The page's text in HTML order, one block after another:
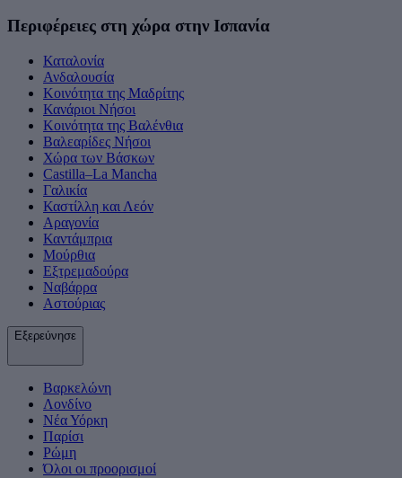
Περιφέρειες στη χώρα στην Ισπανία
Καταλονία
Ανδαλουσία
Κοινότητα της Μαδρίτης
Κανάριοι Νήσοι
Κοινότητα της Βαλένθια
Βαλεαρίδες Νήσοι
Χώρα των Βάσκων
Castilla–La Mancha
Γαλικία
Καστίλλη και Λεόν
Αραγονία
Καντάμπρια
Μούρθια
Εξτρεμαδούρα
Ναβάρρα
Αστούριας
Εξερεύνησε
Βαρκελώνη
Λονδίνο
Νέα Υόρκη
Παρίσι
Ρώμη
Όλοι οι προορισμοί